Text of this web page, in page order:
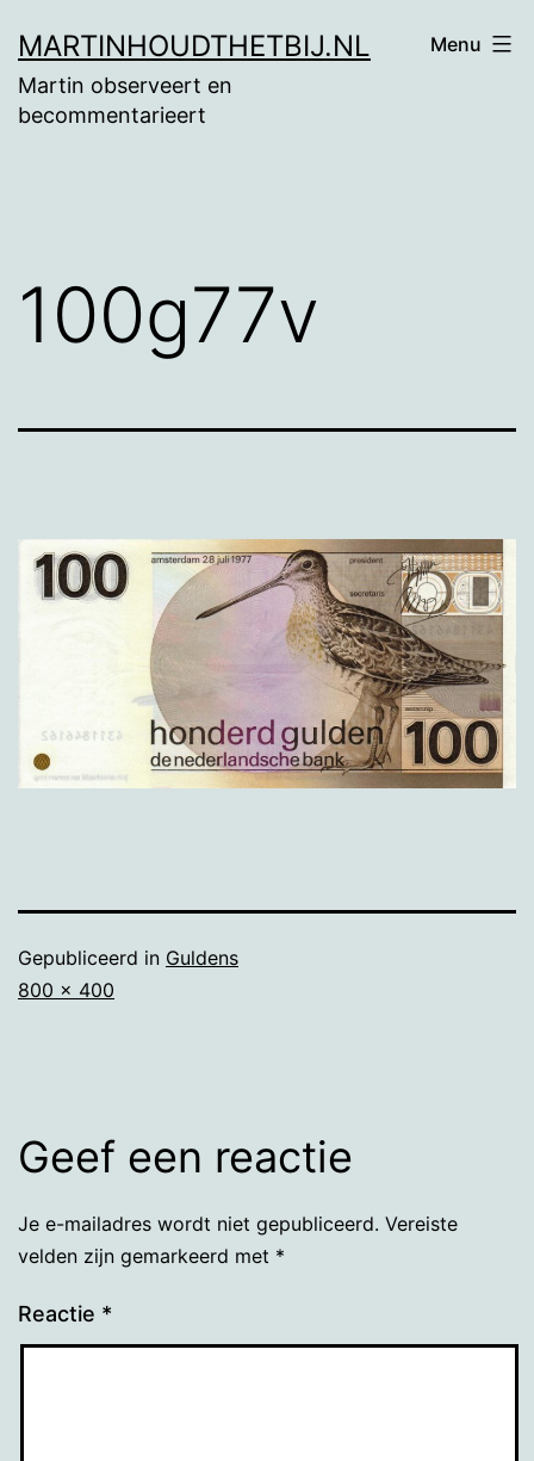
naar
de
MARTINHOUDTHETBIJ.NL
Martin observeert en
becommentarieert
Menu
100g77v
Gepubliceerd in Guldens
Volledige
800 × 400
Geef een reactie
Je e-mailadres wordt niet gepubliceerd. Vereiste
velden zijn gemarkeerd met *
Reactie *